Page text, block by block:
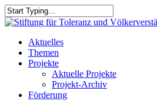
Skip
to
content
Close
search
Menu
Aktuelles
Themen
Projekte
Aktuelle Projekte
Projekt-Archiv
Förderung